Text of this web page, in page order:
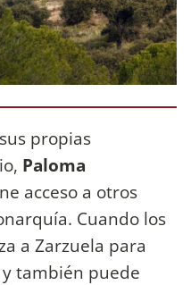
propias
Paloma
acceso a otros
Cuando los
a Zarzuela para
también puede